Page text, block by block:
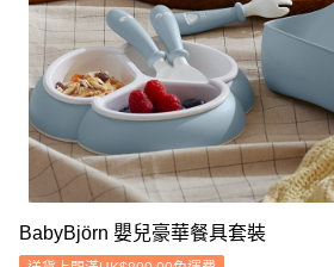
BabyBjörn 嬰兒豪華餐具套裝